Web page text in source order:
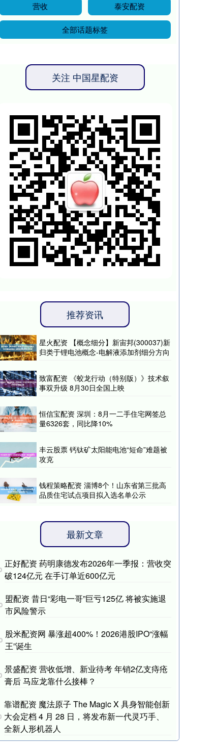
营收 泰安配资
全部话题标签
关注 中国星配资
推荐资讯
星火配资 【概念细分】新宙邦(300037)新
归类于锂电池概念-电解液添加剂细分方向
致富配资 《蛟龙行动（特别版）》技术叙
事双升级 8月30日全国上映
恒信宝配资 深圳：8月一二手住宅网签总
量6326套，同比降10%
丰云股票 钙钛矿太阳能电池“短命”难题被
攻克
钱程策略配资 淄博8个！山东省第三批高
品质住宅试点项目拟入选名单公示
最新文章
正好配资 药明康德发布2026年一季报：营收突
破124亿元 在手订单近600亿元
盟配资 昔日“彩电一哥”巨亏125亿 将被实施退
市风险警示
股米配资网 暴涨超400%！2026港股IPO“涨幅
王”诞生
景盛配资 营收低增、新业待考 年销2亿支痔疮
膏后 马应龙靠什么接棒？
靠谱配资 魔法原子 The Magic X 具身智能创新
大会定档 4 月 28 日，将发布新一代灵巧手、
全新人形机器人